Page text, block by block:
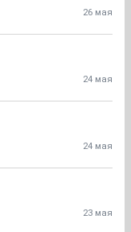
26 мая
24 мая
24 мая
23 мая